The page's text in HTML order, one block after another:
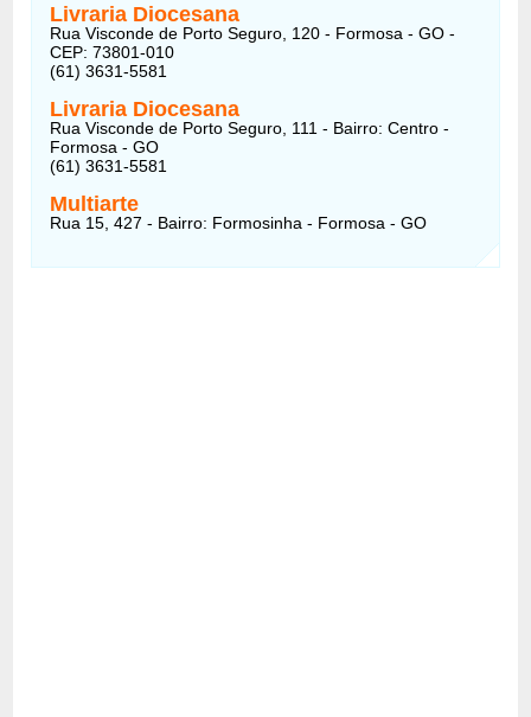
Livraria Diocesana
Rua Visconde de Porto Seguro, 120 - Formosa - GO -
CEP: 73801-010
(61) 3631-5581
Livraria Diocesana
Rua Visconde de Porto Seguro, 111 - Bairro: Centro -
Formosa - GO
(61) 3631-5581
Multiarte
Rua 15, 427 - Bairro: Formosinha - Formosa - GO